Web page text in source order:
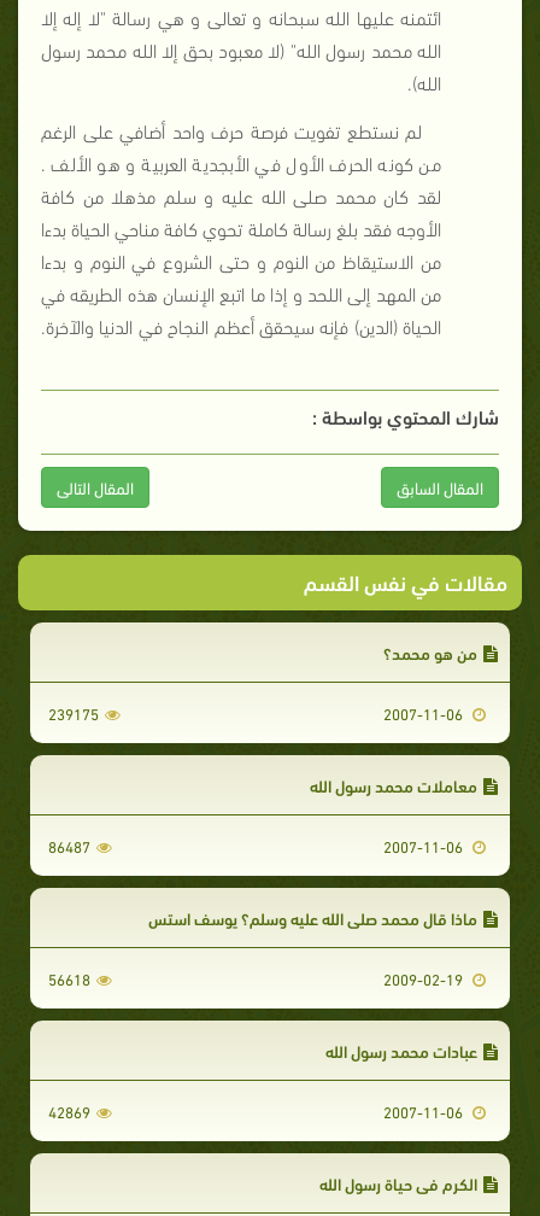
ائتمنه عليها الله سبحانه و تعالى و هي رسالة "لا إله إلا
الله محمد رسول الله" (لا معبود بحق إلا الله محمد رسول
الله).
لم نستطع تفويت فرصة حرف واحد أضافي على الرغم
من كونه الحرف الأول في الأبجدية العربية و هو الألف .
لقد كان محمد صلى الله عليه و سلم مذهلا من كافة
الأوجه فقد بلغ رسالة كاملة تحوي كافة مناحي الحياة بدءا
من الاستيقاظ من النوم و حتى الشروع في النوم و بدءا
من المهد إلى اللحد و إذا ما اتبع الإنسان هذه الطريقه في
الحياة (الدين) فإنه سيحقق أعظم النجاحفي الدنيا والآخرة.
شارك المحتوي بواسطة :
المقال السابق المقال التالى
مقالات في نفس القسم
من هو محمد؟
239175
معاملات محمد رسول الله
86487
ماذا قال محمد صلى الله عليه وسلم؟ يوسف استس
56618
عبادات محمد رسول الله
42869
الكرم في حياة رسول الله